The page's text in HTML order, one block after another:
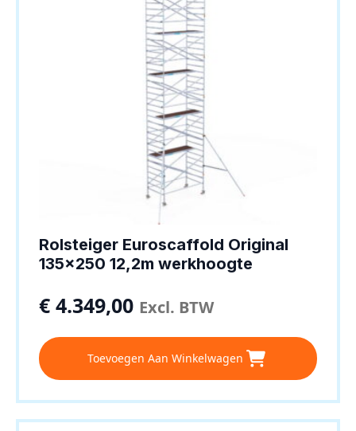
Rolsteiger Euroscaffold Original
135×250 12,2m werkhoogte
€ 4.349,00 Excl. BTW
Toevoegen Aan Winkelwagen